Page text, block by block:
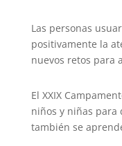
Las personas
positivamente la
nuevos retos para
El XXIX
niños y niñas
también se